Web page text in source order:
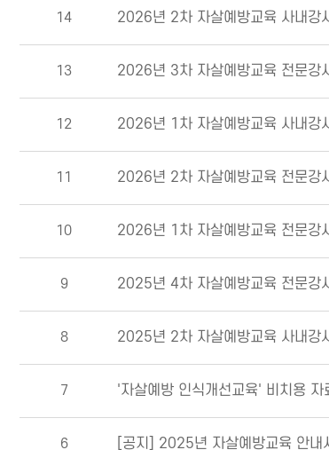
14 2026년 2차 자살예방교육 사내강
13 2026년 3차 자살예방교육 전문강
12 2026년 1차 자살예방교육 사내강
11 2026년 2차 자살예방교육 전문강
10 2026년 1차 자살예방교육 전문강
9 2025년 4차 자살예방교육 전문강
8 2025년 2차 자살예방교육 사내강
7 '자살예방 인식개선교육' 비치용 자
6 [공지] 2025년 자살예방교육 안내